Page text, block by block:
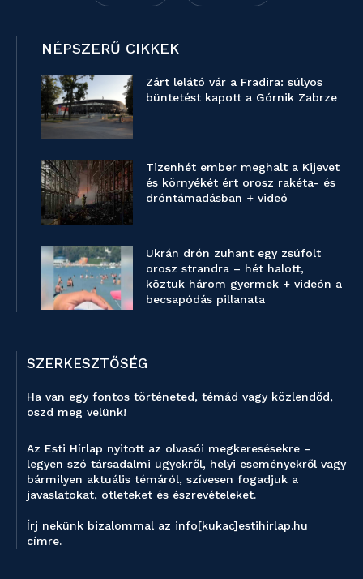
NÉPSZERŰ CIKKEK
Zárt lelátó vár a Fradira: súlyos
büntetést kapott a Górnik Zabrze
Tizenhét ember meghalt a Kijevet
és környékét ért orosz rakéta- és
dróntámadásban + videó
Ukrán drón zuhant egy zsúfolt
orosz strandra – hét halott,
köztük három gyermek + videón a
becsapódás pillanata
SZERKESZTŐSÉG
Ha van egy fontos történeted, témád vagy közlendőd,
oszd meg velünk!
Az Esti Hírlap nyitott az olvasói megkeresésekre –
legyen szó társadalmi ügyekről, helyi eseményekről vagy
bármilyen aktuális témáról, szívesen fogadjuk a
javaslatokat, ötleteket és észrevételeket.
Írj nekünk bizalommal az info[kukac]estihirlap.hu
címre.